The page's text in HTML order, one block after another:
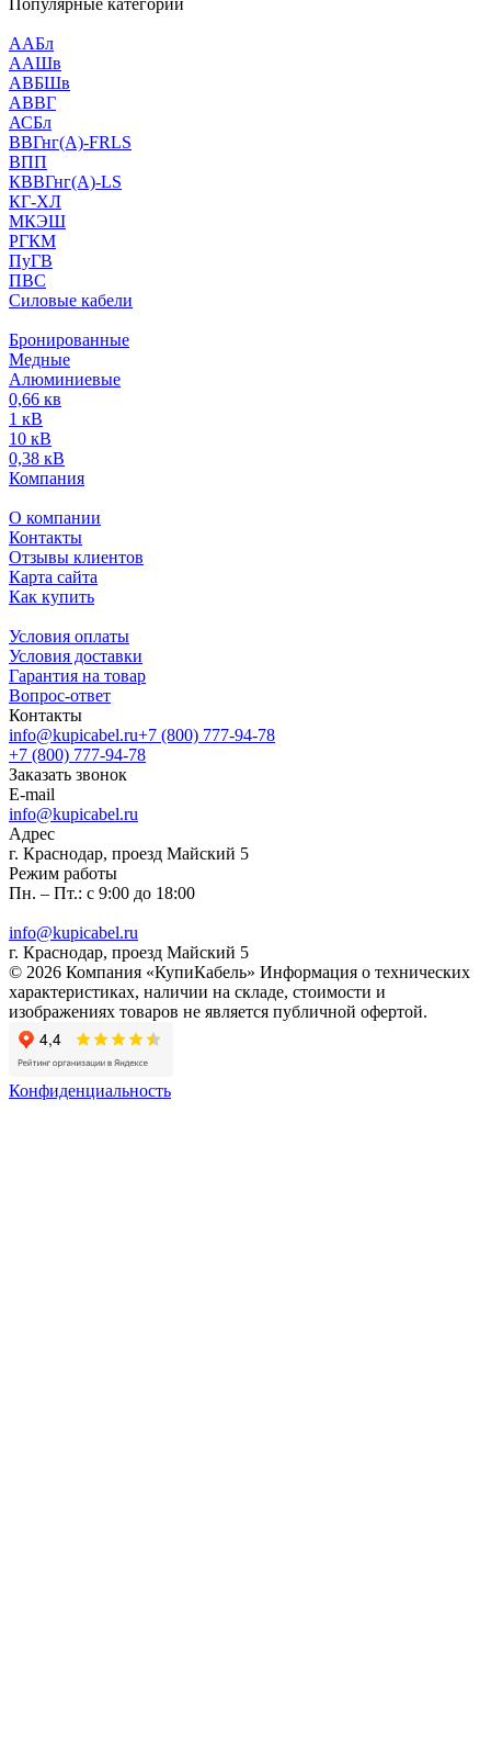
Популярные категории
ААБл
ААШв
АВБШв
АВВГ
АСБл
ВВГнг(А)-FRLS
ВПП
КВВГнг(А)-LS
КГ-ХЛ
МКЭШ
РГКМ
ПуГВ
ПВС
Силовые кабели
Бронированные
Медные
Алюминиевые
0,66 кв
1 кВ
10 кВ
0,38 кВ
Компания
О компании
Контакты
Отзывы клиентов
Карта сайта
Как купить
Условия оплаты
Условия доставки
Гарантия на товар
Вопрос-ответ
Контакты
info@kupicabel.ru+7 (800) 777-94-78
+7 (800) 777-94-78
Заказать звонок
E-mail
info@kupicabel.ru
Адрес
г. Краснодар, проезд Майский 5
Режим работы
Пн. – Пт.: с 9:00 до 18:00
info@kupicabel.ru
г. Краснодар, проезд Майский 5
© 2026 Компания «КупиКабель» Информация о технических
характеристиках, наличии на складе, стоимости и
изображениях товаров не является публичной офертой.
Конфиденциальность